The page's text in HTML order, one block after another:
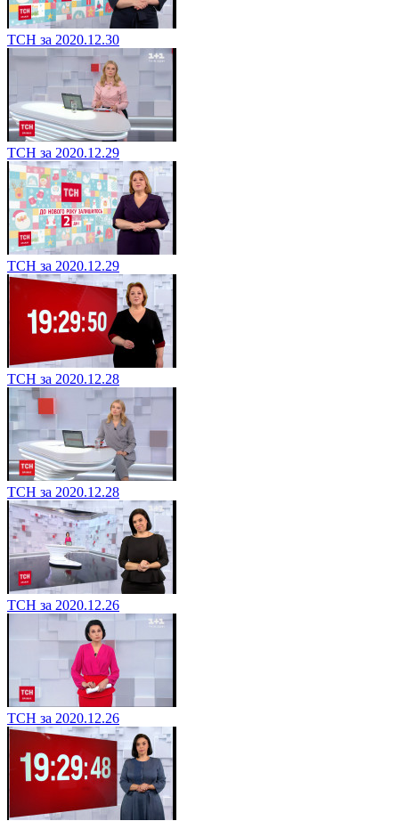
ТСН за 2020.12.30
ТСН за 2020.12.29
ТСН за 2020.12.29
ТСН за 2020.12.28
ТСН за 2020.12.28
ТСН за 2020.12.26
ТСН за 2020.12.26